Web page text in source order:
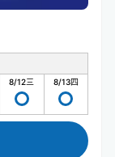
8/12三 8/13四